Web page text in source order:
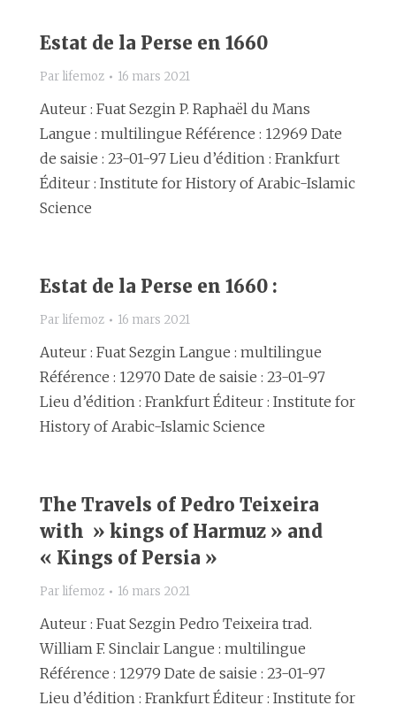
Estat de la Perse en 1660
Par lifemoz 16 mars 2021
Auteur : Fuat Sezgin P. Raphaël du Mans
Langue : multilingue Référence : 12969 Date
de saisie : 23-01-97 Lieu d’édition : Frankfurt
Éditeur : Institute for History of Arabic-Islamic
Science
Estat de la Perse en 1660 :
Par lifemoz 16 mars 2021
Auteur : Fuat Sezgin Langue : multilingue
Référence : 12970 Date de saisie : 23-01-97
Lieu d’édition : Frankfurt Éditeur : Institute for
History of Arabic-Islamic Science
The Travels of Pedro Teixeira
with » kings of Harmuz » and
« Kings of Persia »
Par lifemoz 16 mars 2021
Auteur : Fuat Sezgin Pedro Teixeira trad.
William F. Sinclair Langue : multilingue
Référence : 12979 Date de saisie : 23-01-97
Lieu d’édition : Frankfurt Éditeur : Institute for